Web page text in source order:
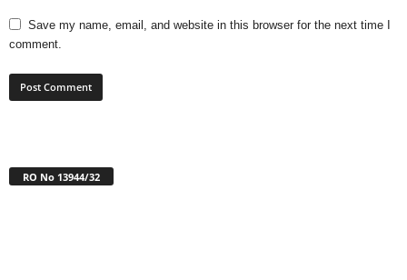
Save my name, email, and website in this browser for the next time I
comment.
RO No 13944/32